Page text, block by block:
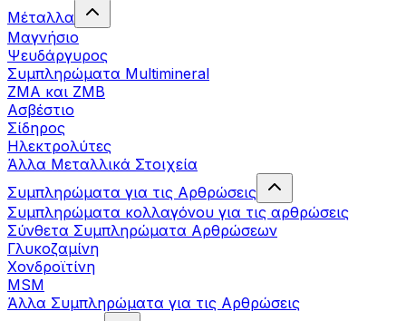
Μέταλλα
Μαγνήσιο
Ψευδάργυρος
Συμπληρώματα Multimineral
ZMA και ZMB
Ασβέστιο
Σίδηρος
Ηλεκτρολύτες
Άλλα Mεταλλικά Στοιχεία
Συμπληρώματα για τις Αρθρώσεις
Συμπληρώματα κολλαγόνου για τις αρθρώσεις
Σύνθετα Συμπληρώματα Αρθρώσεων
Γλυκοζαμίνη
Χονδροϊτίνη
MSM
Άλλα Συμπληρώματα για τις Αρθρώσεις